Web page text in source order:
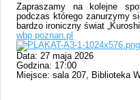
Zapraszamy na kolejne
podczas którego zanurzymy
bardzo ironiczny świat
wbp.poznan.pl
Data: 27 maja 2026
Godzina: 17:00
Miejsce: sala 207, Biblioteka